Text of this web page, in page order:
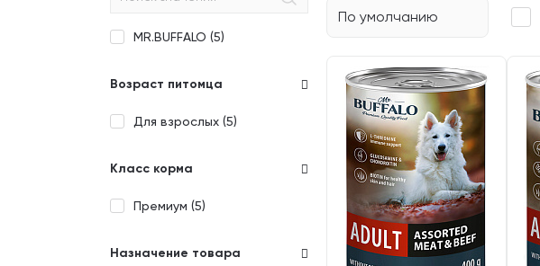
MR.BUFFALO (5)
Возраст питомца
Для взрослых (5)
Класс корма
Премиум (5)
Назначение товара
По умолчанию